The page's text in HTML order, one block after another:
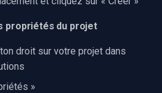
Uniview (UNV)
propriétés du projet
droit sur votre projet dans
»